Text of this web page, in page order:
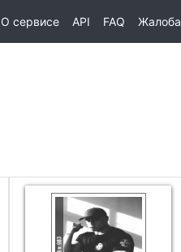
О сервисе API FAQ Жалоба